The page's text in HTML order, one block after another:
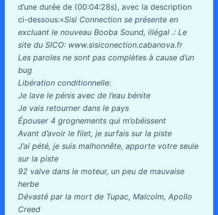
d’une durée de (00:04:28s), avec la description
ci-dessous:«Sisi Connection se présente en
excluant le nouveau Booba Sound, illégal .: Le
site du SICO: www.sisiconection.cabanova.fr
Les paroles ne sont pas complètes à cause d’un
bug
Libération conditionnelle:
Je lave le pénis avec de l’eau bénite
Je vais retourner dans le pays
Épouser 4 grognements qui m’obéissent
Avant d’avoir le filet, je surfais sur la piste
J’ai pété, je suis malhonnête, apporte votre seule
sur la piste
92 valve dans le moteur, un peu de mauvaise
herbe
Dévasté par la mort de Tupac, Malcolm, Apollo
Creed